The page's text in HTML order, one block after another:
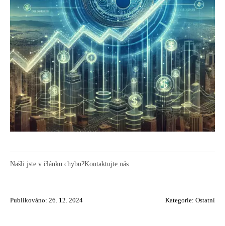
Našli jste v článku chybu?Kontaktujte nás
Publikováno: 26. 12. 2024 Kategorie: Ostatní